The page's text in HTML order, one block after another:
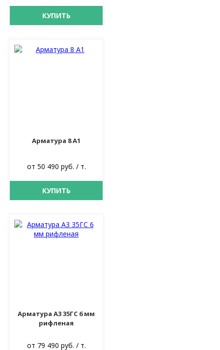
КУПИТЬ
Арматура 8 А1
от 50 490 руб. / т.
КУПИТЬ
Арматура А3 35ГС 6 мм
рифленая
от 79 490 руб. / т.